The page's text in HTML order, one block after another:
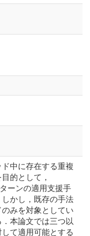
中に存在する重複
的として，
ーンの適用支援手
かし，既存の手法
みを対象としてい
本論文では三つ以
て適用可能とする